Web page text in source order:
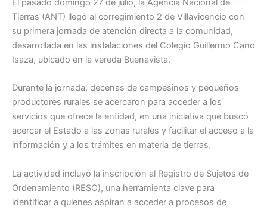
El pasado domingo 27 de julio, la Agencia Nacional de
Tierras (ANT) llegó al corregimiento 2 de Villavicencio con
su primera jornada de atención directa a la comunidad,
desarrollada en las instalaciones del Colegio Guillermo Cano
Isaza, ubicado en la vereda Buenavista.
Durante la jornada, decenas de campesinos y pequeños
productores rurales se acercaron para acceder a los
servicios que ofrece la entidad, en una iniciativa que buscó
acercar el Estado a las zonas rurales y facilitar el acceso a la
información y a los trámites en materia de tierras.
La actividad incluyó la inscripción al Registro de Sujetos de
Ordenamiento (RESO), una herramienta clave para
identificar a quienes aspiran a acceder a procesos de